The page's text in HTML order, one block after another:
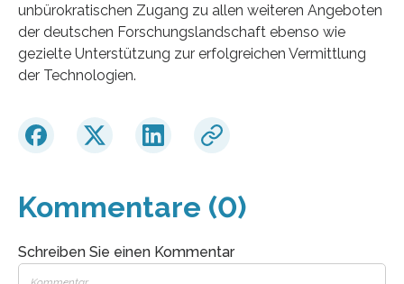
unbürokratischen Zugang zu allen weiteren Angeboten
der deutschen Forschungslandschaft ebenso wie
gezielte Unterstützung zur erfolgreichen Vermittlung
der Technologien.
Kommentare (0)
Schreiben Sie einen Kommentar